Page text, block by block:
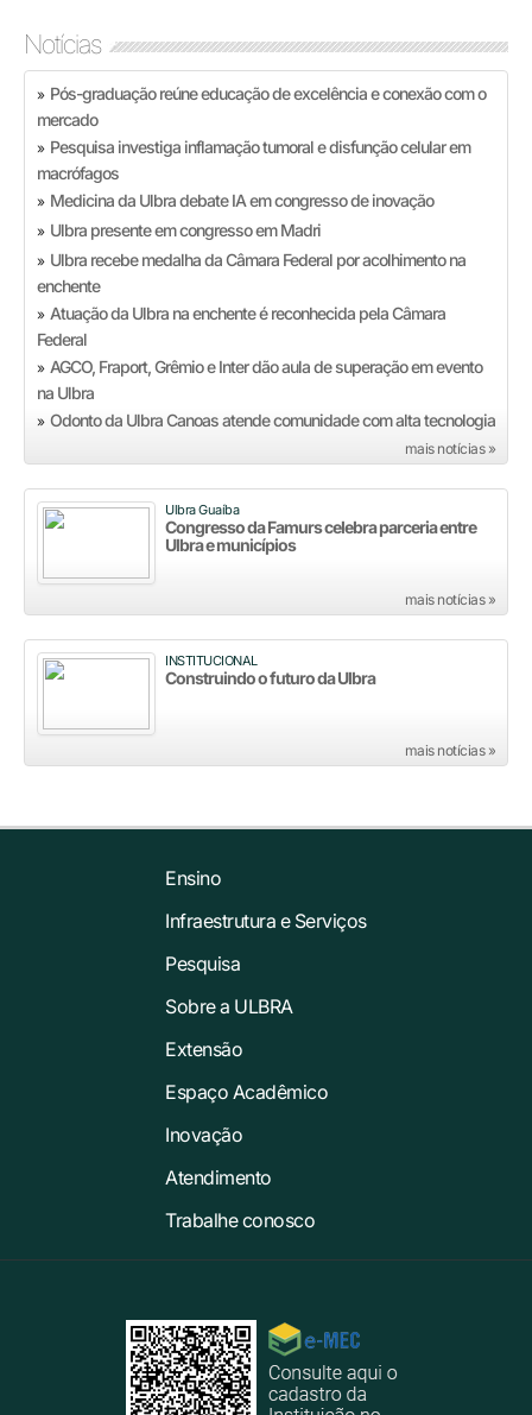
Notícias
» Pós-graduação reúne educação de excelência e conexão com o
mercado
» Pesquisa investiga inflamação tumoral e disfunção celular em
macrófagos
» Medicina da Ulbra debate IA em congresso de inovação
» Ulbra presente em congresso em Madri
» Ulbra recebe medalha da Câmara Federal por acolhimento na
enchente
» Atuação da Ulbra na enchente é reconhecida pela Câmara
Federal
» AGCO, Fraport, Grêmio e Inter dão aula de superação em evento
na Ulbra
» Odonto da Ulbra Canoas atende comunidade com alta tecnologia
mais notícias »
Ulbra Guaíba
Congresso da Famurs celebra parceria entre
Ulbra e municípios
mais notícias »
INSTITUCIONAL
Construindo o futuro da Ulbra
mais notícias »
Ensino
Infraestrutura e Serviços
Pesquisa
Sobre a ULBRA
Extensão
Espaço Acadêmico
Inovação
Atendimento
Trabalhe conosco